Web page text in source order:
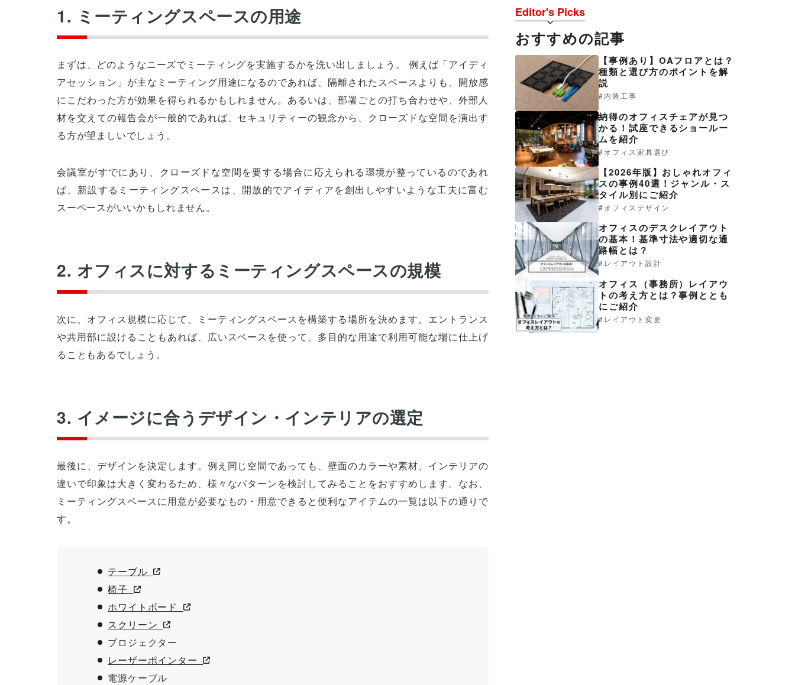
1. ミーティングスペースの用途
まずは、どのようなニーズでミーティングを実施するかを洗い出しましょう。 例えば「アイディ
アセッション」が主なミーティング用途になるのであれば、隔離されたスペースよりも、開放感
にこだわった方が効果を得られるかもしれません。あるいは、部署ごとの打ち合わせや、外部人
材を交えての報告会が一般的であれば、セキュリティーの観念から、クローズドな空間を演出す
る方が望ましいでしょう。
会議室がすでにあり、クローズドな空間を要する場合に応えられる環境が整っているのであれ
ば、新設するミーティングスペースは、開放的でアイディアを創出しやすいような工夫に富む
スーペースがいいかもしれません。
2. オフィスに対するミーティングスペースの規模
次に、オフィス規模に応じて、ミーティングスペースを構築する場所を決めます。エントランス
や共用部に設けることもあれば、広いスペースを使って、多目的な用途で利用可能な場に仕上げ
ることもあるでしょう。
3. イメージに合うデザイン・インテリアの選定
最後に、デザインを決定します。例え同じ空間であっても、壁面のカラーや素材、インテリアの
違いで印象は大きく変わるため、様々なパターンを検討してみることをおすすめします。なお、
ミーティングスペースに用意が必要なもの・用意できると便利なアイテムの一覧は以下の通りで
す。
テーブル
椅子
ホワイトボード
スクリーン
プロジェクター
レーザーポインター
電源ケーブル
Editor's Picks
おすすめの記事
【事例あり】OAフロアとは？
種類と選び方のポイントを解
説
内装工事
納得のオフィスチェアが見つ
かる！試座できるショールー
ムを紹介
オフィス家具選び
【2026年版】おしゃれオフィ
スの事例40選！ジャンル・ス
タイル別にご紹介
オフィスデザイン
オフィスのデスクレイアウト
の基本！基準寸法や適切な通
路幅とは？
レイアウト設計
オフィス（事務所）レイアウ
トの考え方とは？事例ととも
にご紹介
レイアウト変更